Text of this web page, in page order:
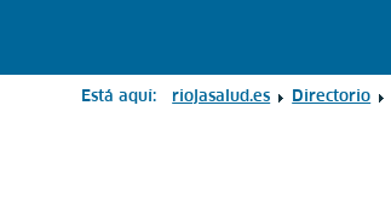
Está aquí: riojasalud.es Directorio